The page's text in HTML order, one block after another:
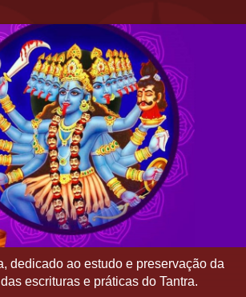
dedicado ao estudo e preservação da
escrituras e práticas do Tantra.